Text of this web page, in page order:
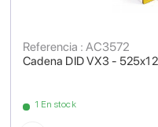
Cadena DID VX3 -
Referencia : AC3572
1 En stock